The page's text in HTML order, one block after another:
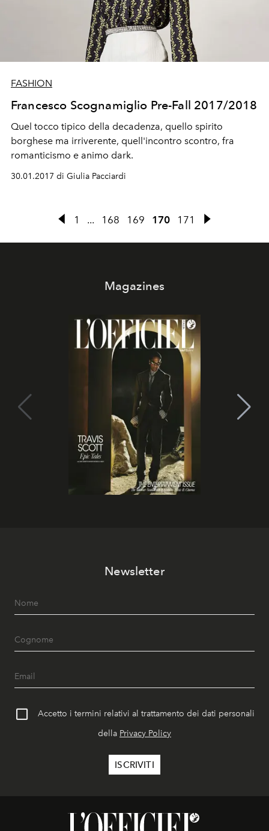
FASHION
Francesco Scognamiglio Pre-Fall 2017/2018
Quel tocco tipico della decadenza, quello spirito
borghese ma irriverente, quell'incontro scontro, fra
romanticismo e animo dark.
30.01.2017 di Giulia Pacciardi
1 ... 168 169 170 171
Magazines
Newsletter
Accetto i termini relativi al trattamento dei dati personali
della Privacy Policy